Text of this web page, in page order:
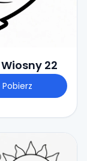
22
Pobierz